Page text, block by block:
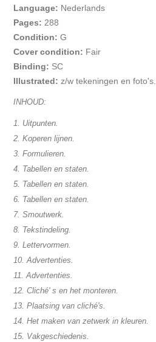
Language: Nederlands
Pages: 288
Condition: G
Cover condition: Fair
Binding: SC
Illustrated: z/w tekeningen en foto's.
INHOUD:
1. Uitpunten.
2. Koperen lijnen.
3. Formulieren.
4. Tabellen en staten.
5. Tabellen en staten.
6. Tabellen en staten.
7. Smoutwerk.
8. Tekstindeling.
9. Lettervormen.
10. Advertenties.
11. Advertenties.
12. Cliché' s en het monteren.
13. Plaatsing van cliché's.
14. Het maken van zetwerk in kleuren.
15. Vakgeschiedenis.